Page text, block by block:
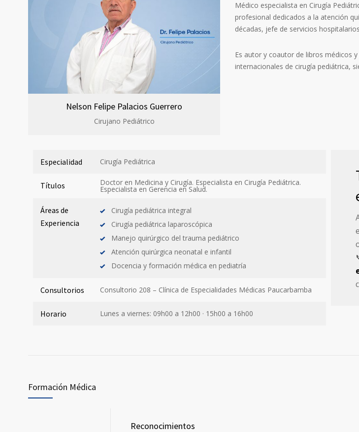
Nelson Felipe Palacios Guerrero
Cirujano Pediátrico
Médico especialista en Cirugía
profesional dedicados a la atención
décadas, jefe de servicios
Es autor y coautor de libros médicos
internacionales de cirugía pediátrica,
Especialidad Cirugía Pediátrica
Títulos Doctor en Medicina y Cirugía. Especialista en Cirugía Pediátrica.
Especialista en Gerencia en Salud.
Áreas de
Experiencia
Cirugía pediátrica integral
Cirugía pediátrica laparoscópica
Manejo quirúrgico del trauma pediátrico
Atención quirúrgica neonatal e infantil
Docencia y formación médica en pediatría
Consultorios Consultorio 208 – Clínica de Especialidades Médicas Paucarbamba
Horario Lunes a viernes: 09h00 a 12h00 · 15h00 a 16h00
Formación Médica
Reconocimientos